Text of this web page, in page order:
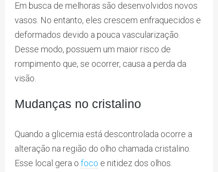
Em busca de melhoras são desenvolvidos novos
vasos. No entanto, eles crescem enfraquecidos e
deformados devido a pouca vascularização.
Desse modo, possuem um maior risco de
rompimento que, se ocorrer, causa a perda da
visão.
Mudanças no cristalino
Quando a glicemia está descontrolada ocorre a
alteração na região do olho chamada cristalino.
Esse local gera o foco e nitidez dos olhos.